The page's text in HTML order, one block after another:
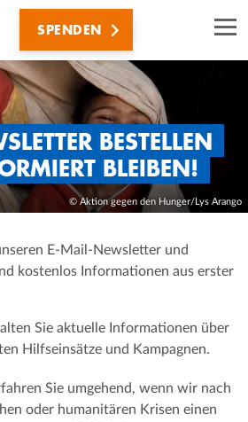
SPENDEN
BESTELLEN
BLEIBEN!
© Aktion gegen den Hunger/Lys Arango
E-Mail-Newsletter und
kostenlos Informationen aus erster
Sie aktuelle Informationen über
Hilfseinsätze und Kampagnen.
Sie umgehend, wenn wir nach
oder humanitären Krisen einen